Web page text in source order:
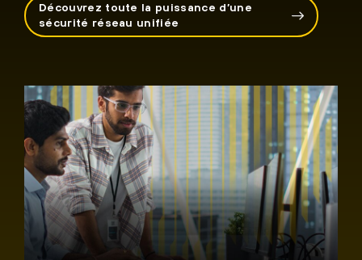
Découvrez toute la puissance d’une
sécurité réseau unifiée